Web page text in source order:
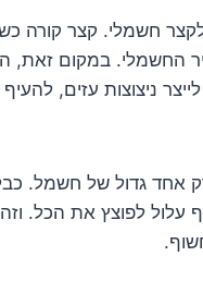
חשמלי. קצר קורה
החשמלי. במקום זאת,
ניצוצות עזים,
אחד גדול של חשמל.
עלול לפוצץ את הכל.